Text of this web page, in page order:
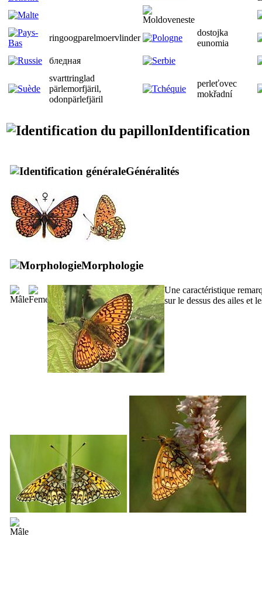
ringoogparelmoervlinder
dostojka
eunomia
бледная
svarttringlad
pärlemorfjäril,
odonpärlefjäril
perleťovec
mokřadní
Identification
Généralités
Morphologie
Une caractéristique
sur le dessus des ailes et